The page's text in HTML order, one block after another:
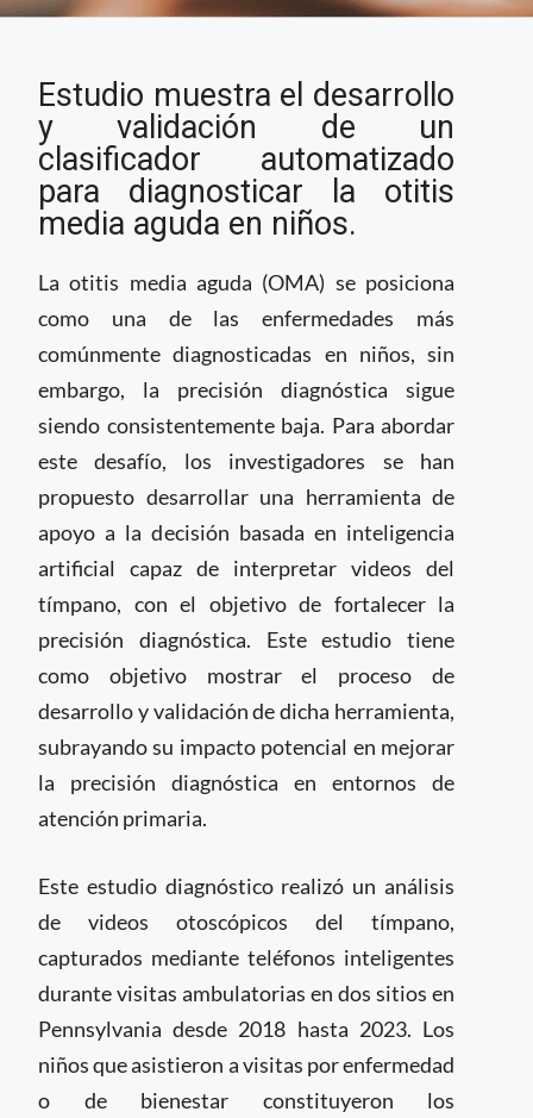
inteligentes para
mejorar precisión en
diagnóstico de
infecciones de oído en
niños
Estudio muestra el desarrollo
y validación de un
clasificador automatizado
para diagnosticar la otitis
media aguda en niños.
La otitis media aguda (OMA) se posiciona
como una de las enfermedades más
comúnmente diagnosticadas en niños, sin
embargo, la precisión diagnóstica sigue
siendo consistentemente baja. Para abordar
este desafío, los investigadores se han
propuesto desarrollar una herramienta de
apoyo a la decisión basada en inteligencia
artificial capaz de interpretar videos del
tímpano, con el objetivo de fortalecer la
precisión diagnóstica. Este estudio tiene
como objetivo mostrar el proceso de
desarrollo y validación de dicha herramienta,
subrayando su impacto potencial en mejorar
la precisión diagnóstica en entornos de
atención primaria.
Este estudio diagnóstico realizó un análisis
de videos otoscópicos del tímpano,
capturados mediante teléfonos inteligentes
durante visitas ambulatorias en dos sitios en
Pennsylvania desde 2018 hasta 2023. Los
niños que asistieron a visitas por enfermedad
o de bienestar constituyeron los